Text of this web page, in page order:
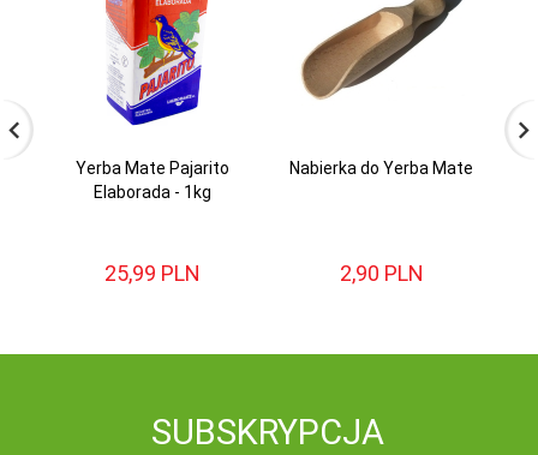
Yerba Mate Pajarito
Elaborada - 1kg
25,99 PLN
Nabierka do Yerba Mate
2,90 PLN
SUBSKRYPCJA